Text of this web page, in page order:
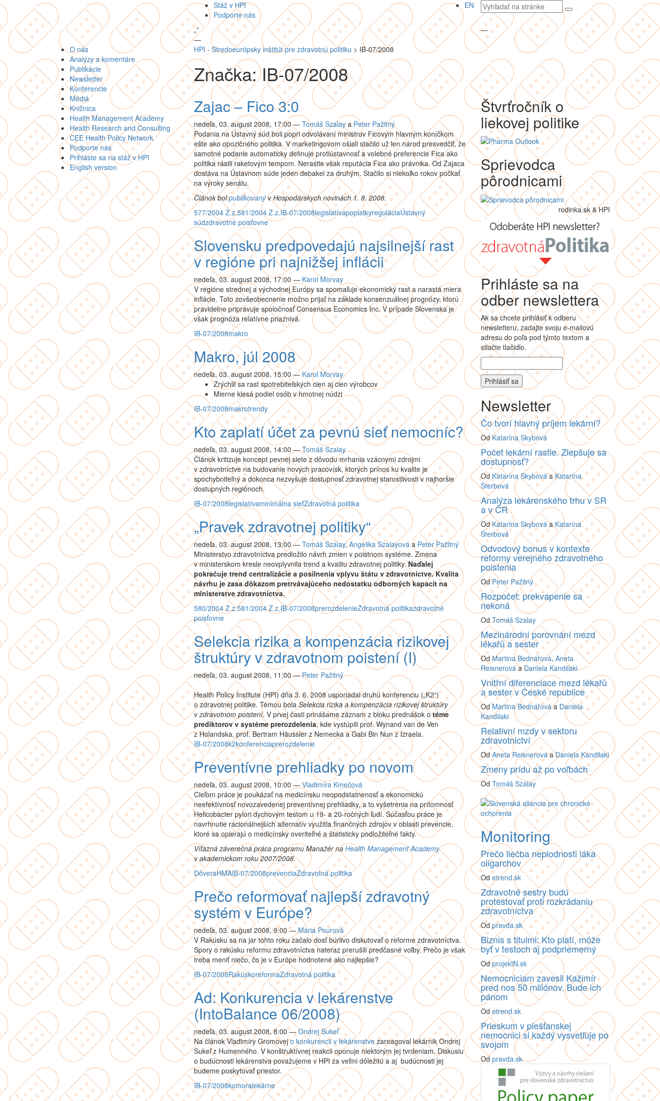
Stáž v HPI
Podporte nás
EN
Vyhľadávaný
text
„”
—
—
O nás
Analýzy a komentáre
Publikácie
Newsletter
Konferencie
Médiá
Knižnica
Health Management Academy
Health Research and Consulting
CEE Health Policy Network
Podporte nás
Prihláste sa na stáž v HPI
English version
HPI - Stredoeurópsky inštitút pre zdravotnú politiku > IB-07/2008
Značka: IB-07/2008
Zajac – Fico 3:0
nedeľa, 03. august 2008, 17:00 — Tomáš Szalaya Peter Pažitný
Podania na Ústavný súd boli popri odvolávaní ministrov Ficovým hlavným koníčkom
ešte ako opozičného politika. V marketingovom ošiali stačilo už len národ presvedčiť, že
samotné podanie automaticky definuje protiústavnosť a volebné preferencie Fica ako
politika rástli raketovým tempom. Nerastie však reputácia Fica ako právnika. Od Zajaca
dostáva na Ústavnom súde jeden debakel za druhým. Stačilo si niekoľko rokov počkať
na výroky senátu.
Článok bolpublikovanýv Hospodárskych novinách 1. 8. 2008.
577/2004 Z.z.581/2004 Z.z.IB-07/2008legislatívapoplatkyreguláciaÚstavný
súdzdravotné poisťovne
Slovensku predpovedajú najsilnejší rast
v regióne pri najnižšej inflácii
nedeľa, 03. august 2008, 17:00 — Karol Morvay
V regióne strednej a východnej Európy sa spomaľuje ekonomický rast a narastá miera
inflácie. Toto zovšeobecnenie možno prijať na základe konsenzuálnej prognózy, ktorú
pravidelne pripravuje spoločnosť Consensus Economics Inc. V prípade Slovenska je
však prognóza relatívne priaznivá.
IB-07/2008makro
Makro, júl 2008
nedeľa, 03. august 2008, 15:00 — Karol Morvay
Zrýchlil sa rast spotrebiteľských cien aj cien výrobcov
Mierne klesá podiel osôb v hmotnej núdzi
IB-07/2008makrotrendy
Kto zaplatí účet za pevnú sieť nemocníc?
nedeľa, 03. august 2008, 14:00 — Tomáš Szalay
Článok kritizuje koncept pevnej siete z dôvodu mrhania vzácnymi zdrojmi
v zdravotníctve na budovanie nových pracovísk, ktorých prínos ku kvalite je
spochybniteľný a dokonca nezvyšuje dostupnosť zdravotnej starostlivosti v najhoršie
dostupných regiónoch.
IB-07/2008legislatívaminimálna sieťZdravotná politika
„Pravek zdravotnej politiky“
nedeľa, 03. august 2008, 13:00 — Tomáš Szalay,Angelika Szalayováa Peter Pažitný
Ministerstvo zdravotníctva predložilo návrh zmien v poistnom systéme. Zmena
v ministerskom kresle neovplyvnila trend a kvalitu zdravotnej politiky.Naďalej
pokračuje trend centralizácie a posilnenia vplyvu štátu v zdravotníctve. Kvalita
návrhu je zasa dôkazom pretrvávajúceho nedostatku odborných kapacít na
ministerstve zdravotníctva.
580/2004 Z.z.581/2004 Z.z.IB-07/2008prerozdelenieZdravotná politikazdravotné
poisťovne
Selekcia rizika a kompenzácia rizikovej
štruktúry v zdravotnom poistení (I)
nedeľa, 03. august 2008, 11:00 — Peter Pažitný
Health Policy Institute (HPI) dňa 3. 6. 2008 usporiadal druhú konferenciu („K2“)
o zdravotnej politike. Témou bola Selekcia rizika a kompenzácia rizikovej štruktúry
v zdravotnom poistení. V prvej časti prinášame záznam z bloku prednášok otéme
prediktorov v systéme prerozdelenia, kde vystúpili prof. Wynand van de Ven
z Holandska, prof. Bertram Häussler z Nemecka a Gabi Bin Nun z Izraela.
IB-07/2008k2konferenciaprerozdelenie
Preventívne prehliadky po novom
nedeľa, 03. august 2008, 10:00 — Vladimíra Kmečová
Cieľom práce je poukázať na medicínsku neopodstatnenosť a ekonomickú
neefektívnosť novozavedenej preventívnej prehliadky, a to vyšetrenia na prítomnosť
Helicobacter pylori dychovým testom u 19- a 20-ročných ľudí. Súčasťou práce je
navrhnutie racionálnejších alternatív využitia finančných zdrojov v oblasti prevencie,
ktoré sa opierajú o medicínsky overiteľné a štatisticky podložiteľné fakty.
Víťazná záverečná práca programu Manažér na Health Management Academy
v akademickom roku 2007/2008.
DôveraHMAIB-07/2008prevenciaZdravotná politika
Prečo reformovať najlepší zdravotný
systém v Európe?
nedeľa, 03. august 2008, 9:00 — Mária Pourová
V Rakúsku sa na jar tohto roku začalo dosť búrlivo diskutovať o reforme zdravotníctva.
Spory o rakúsku reformu zdravotníctva nateraz prerušili predčasné voľby. Prečo je však
treba meniť niečo, čo je v Európe hodnotené ako najlepšie?
IB-07/2008RakúskoreformaZdravotná politika
Ad: Konkurencia v lekárenstve
(IntoBalance 06/2008)
nedeľa, 03. august 2008, 8:00 — Ondrej Sukeľ
Na článok Vladimíry Gromovejo konkurencii v lekárenstvezareagoval lekárnik Ondrej
Sukeľ z Humenného. V konštruktívnej reakcii oponuje niektorým jej tvrdeniam. Diskusiu
o budúcnosti lekárenstva považujeme v HPI za veľmi dôležitú a aj budúcnosti jej
budeme poskytovať priestor.
IB-07/2008komoralekárne
Štvrťročník o
liekovej politike
Sprievodca
pôrodnicami
rodinka.sk & HPI
Prihláste sa na
odber newslettera
Ak sa chcete prihlásiť k odberu
newsletteru, zadajte svoju e-mailovú
adresu do poľa pod týmto textom a
stlačte tlačidlo.
Newsletter
Čo tvorí hlavný príjem lekární?
OdKatarína Skybová
Počet lekární rastie. Zlepšuje sa
dostupnosť?
Od Katarína SkybováaKatarína
Šterbová
Analýza lekárenského trhu v SR
a v ČR
OdKatarína SkybováaKatarína
Šterbová
Odvodový bonus v kontexte
reformy verejného zdravotného
poistenia
OdPeter Pažitný
Rozpočet: prekvapenie sa
nekoná
OdTomáš Szalay
Mezinárodní porovnání mezd
lékařů a sester
OdMartina Bednářová,Aneta
ReisnerováaDaniela Kandilaki
Vnitřní diferenciace mezd lékařů
a sester v České republice
OdMartina Bednářováa Daniela
Kandilaki
Relativní mzdy v sektoru
zdravotnictví
OdAneta ReisnerováaDaniela Kandilaki
Zmeny prídu až po voľbách
OdTomáš Szalay
Monitoring
Prečo liečba neplodnosti láka
oligarchov
Odetrend.sk
Zdravotné sestry budú
protestovať proti rozkrádaniu
zdravotníctva
Odpravda.sk
Biznis s titulmi: Kto platí, môže
byť v testoch aj podpriemerný
OdprojektN.sk
Nemocniciam zavesil Kažimír
pred nos 50 miliónov. Bude ich
pánom
Odetrend.sk
Prieskum v piešťanskej
nemocnici si každý vysvetľuje po
svojom
Odpravda.sk